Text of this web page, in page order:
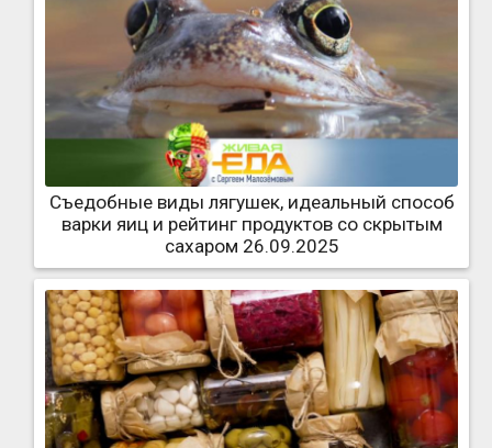
Съедобные виды лягушек, идеальный способ
варки яиц и рейтинг продуктов со скрытым
сахаром 26.09.2025